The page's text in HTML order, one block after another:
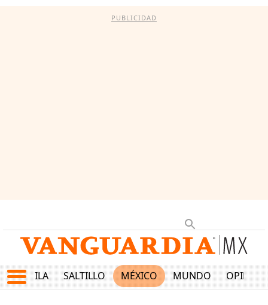
PUBLICIDAD
COAHUILA SALTILLO MÉXICO MUNDO OPINIÓN